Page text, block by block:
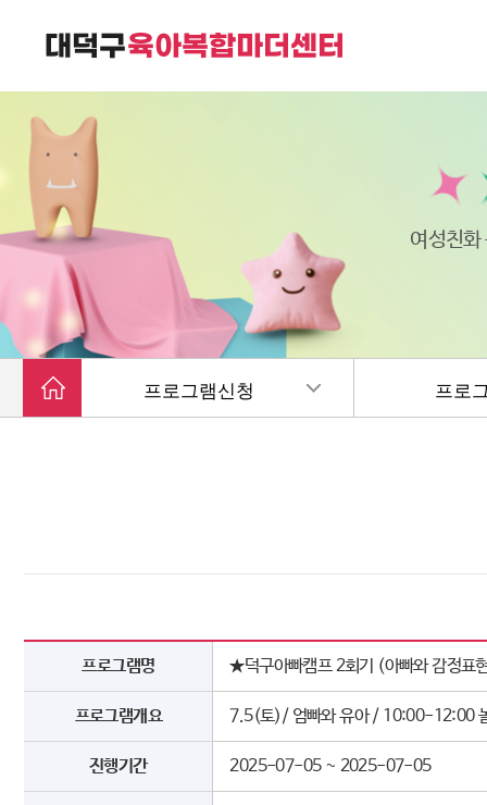
대덕구육아복합마더센터는
여성친화
프로그램신청 프로
프로그램명 ★덕구아빠캠프 2회기 (아빠와 감정표
프로그램개요 7.5(토)/ 엄빠와 유아 / 10:00-12:00
진행기간 2025-07-05 ~ 2025-07-05